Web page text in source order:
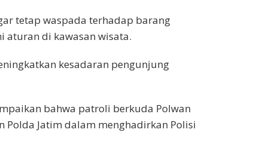
tetap waspada terhadap barang
aturan di kawasan wisata.
kesadaran pengunjung
bahwa patroli berkuda Polwan
Jatim dalam menghadirkan Polisi